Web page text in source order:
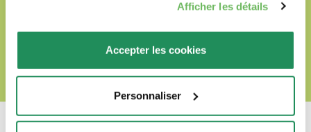
Afficher les détails
Accepter les cookies
Personnaliser